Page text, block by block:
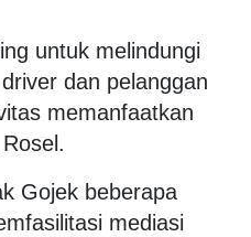
untuk melindungi
dan pelanggan
memanfaatkan
Gojek beberapa
mediasi